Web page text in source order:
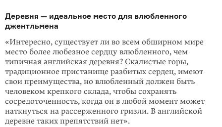
Деревня — идеальное место для влюбленного
джентльмена
«Интересно, существует ли во всем обширном мире
место более любезное сердцу влюбленного, чем
типичная англий­ская деревня? Скалистые горы,
традиционное пристанище разбитых сердец, имеют
свои преимущества, но влюбленный должен быть
человеком крепкого склада, чтобы сохра­нять
сосредоточенность, когда он в любой момент может
на­ткнуться на рассер­женного гризли. В английской
деревне таких препятствий нет».